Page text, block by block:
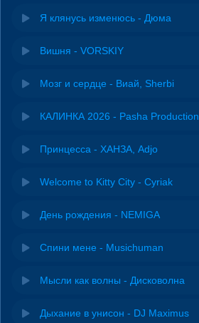
Я клянусь изменюсь - Дюма
Вишня - VORSKIY
Мозг и сердце - Виай, Sherbi
КАЛИНКА 2026 - Pasha Production
Принцесса - ХАНЗА, Adjo
Welcome to Kitty City - Cyriak
День рождения - NEMIGA
Спини мене - Musichuman
Мысли как волны - Дисковолна
Дыхание в унисон - DJ Maximus